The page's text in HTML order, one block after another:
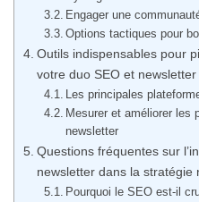
Engager une
Options tactiques pour
Outils indispensables pour
votre duo SEO et newsletter
Les principales
Mesurer et améliorer les
newsletter
Questions fréquentes sur
newsletter dans la stratégie
Pourquoi le SEO est-il